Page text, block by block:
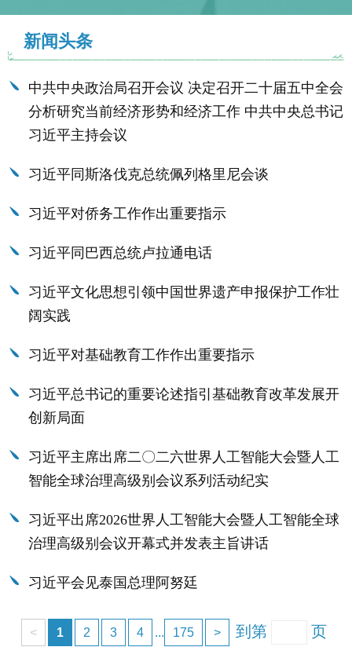
新闻头条
中共中央政治局召开会议 决定召开二十届五中全会
分析研究当前经济形势和经济工作 中共中央总书记
习近平主持会议
习近平同斯洛伐克总统佩列格里尼会谈
习近平对侨务工作作出重要指示
习近平同巴西总统卢拉通电话
习近平文化思想引领中国世界遗产申报保护工作壮
阔实践
习近平对基础教育工作作出重要指示
习近平总书记的重要论述指引基础教育改革发展开
创新局面
习近平主席出席二〇二六世界人工智能大会暨人工
智能全球治理高级别会议系列活动纪实
习近平出席2026世界人工智能大会暨人工智能全球
治理高级别会议开幕式并发表主旨讲话
习近平会见泰国总理阿努廷
< 1 2 3 4 ... 175 > 到第 页